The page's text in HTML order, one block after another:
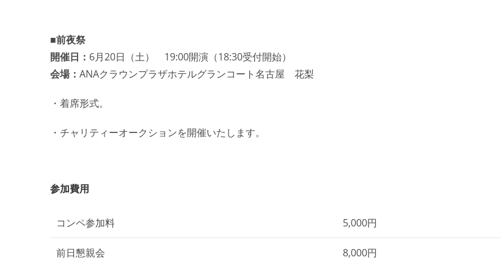
■前夜祭
開催日： 6月20日（土） 19:00開演（18:30受付開始）
会場： ANAクラウンプラザホテルグランコート名古屋 花梨
・着席形式。
・チャリティーオークションを開催いたします。
参加費用
コンペ参加料 5,000円
前日懇親会 8,000円